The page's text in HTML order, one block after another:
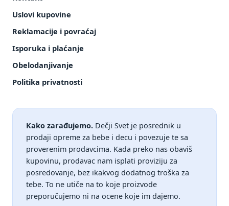
Uslovi kupovine
Reklamacije i povraćaj
Isporuka i plaćanje
Obelodanjivanje
Politika privatnosti
Kako zarađujemo. Dečji Svet je posrednik u
prodaji opreme za bebe i decu i povezuje te sa
proverenim prodavcima. Kada preko nas obaviš
kupovinu, prodavac nam isplati proviziju za
posredovanje, bez ikakvog dodatnog troška za
tebe. To ne utiče na to koje proizvode
preporučujemo ni na ocene koje im dajemo.